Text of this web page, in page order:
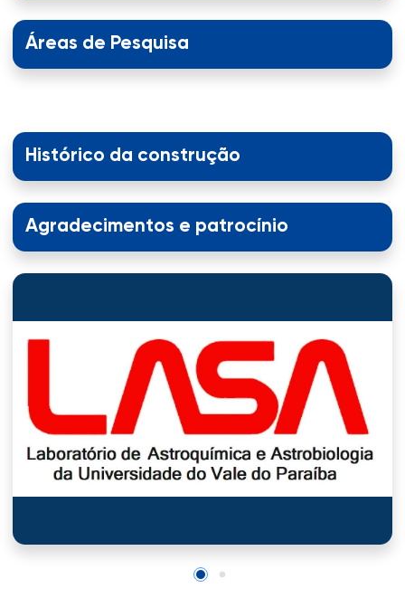
Áreas de Pesquisa
Histórico da construção
Agradecimentos e patrocínio